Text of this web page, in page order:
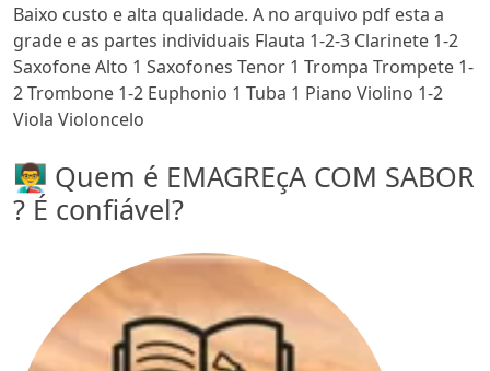
Baixo custo e alta qualidade. A no arquivo pdf esta a
grade e as partes individuais Flauta 1-2-3 Clarinete 1-2
Saxofone Alto 1 Saxofones Tenor 1 Trompa Trompete 1-
2 Trombone 1-2 Euphonio 1 Tuba 1 Piano Violino 1-2
Viola Violoncelo
👨‍🏫 Quem é EMAGREçA COM SABOR
? É confiável?